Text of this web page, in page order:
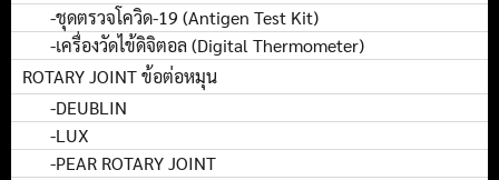
-ชุดตรวจโควิด-19 (Antigen Test Kit)
-เครื่องวัดไข้ดิจิตอล (Digital Thermometer)
ROTARY JOINT ข้อต่อหมุน
-DEUBLIN
-LUX
-PEAR ROTARY JOINT